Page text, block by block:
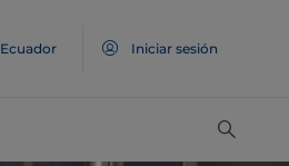
Ecuador Iniciar sesión